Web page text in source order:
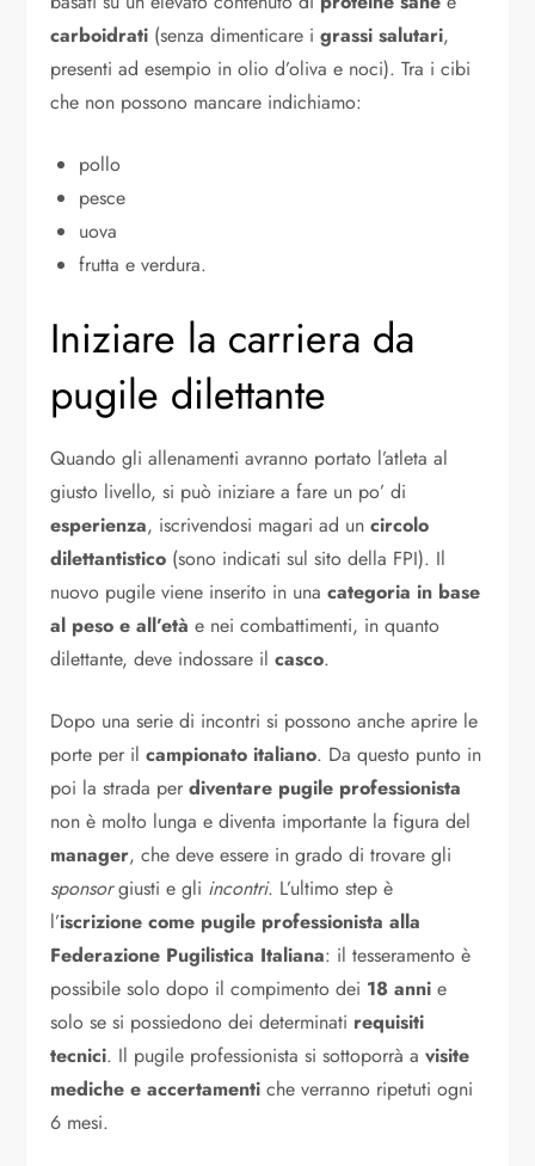
carboidrati (senza dimenticare igrassi salutari,
presenti ad esempio in olio d’oliva e noci). Tra i cibi
che non possono mancare indichiamo:
pollo
pesce
uova
frutta e verdura.
Iniziare la carriera da
pugile dilettante
Quando gli allenamenti avranno portato l’atleta al
giusto livello, si può iniziare a fare un po’ di
esperienza, iscrivendosi magari ad uncircolo
dilettantistico (sono indicati sul sito della FPI). Il
nuovo pugile viene inserito in unacategoria in base
al peso e all’età e nei combattimenti, in quanto
dilettante, deve indossare ilcasco.
Dopo una serie di incontri si possono anche aprire le
porte per ilcampionato italiano. Da questo punto in
poi la strada perdiventare pugile professionista
non è molto lunga e diventa importante la figura del
manager, che deve essere in grado di trovare gli
sponsorgiusti e gli incontri. L’ultimo step è
l’iscrizione come pugile professionista alla
Federazione Pugilistica Italiana: il tesseramento è
possibile solo dopo il compimento dei 18 anni e
solo se si possiedono dei determinati requisiti
tecnici. Il pugile professionista si sottoporrà avisite
mediche e accertamenti che verranno ripetuti ogni
6 mesi.